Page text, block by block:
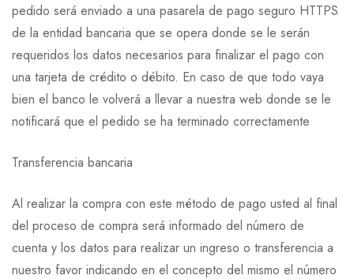
pedido será enviado a una pasarela de pago seguro HTTPS
de la entidad bancaria que se opera donde se le serán
requeridos los datos necesarios para finalizar el pago con
una tarjeta de crédito o débito. En caso de que todo vaya
bien el banco le volverá a llevar a nuestra web donde se le
notificará que el pedido se ha terminado correctamente
Transferencia bancaria
Al realizar la compra con este método de pago usted al final
del proceso de compra será informado del número de
cuenta y los datos para realizar un ingreso o transferencia a
nuestro favor indicando en el concepto del mismo el número